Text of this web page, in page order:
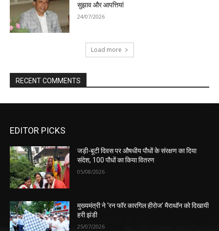
सुझाव और आपत्तियां
24/07/2026
Load more
RECENT COMMENTS
EDITOR PICKS
जड़ी-बूटी दिवस पर औषधीय पौधों के संरक्षण का दिया
संदेश, 100 पौधों का किया वितरण
05/08/2026
मुख्यमंत्री ने ‘रन फॉर कारगिल हीरोज’ मैराथॉन को दिखायी
हरी झंडी
25/07/2026